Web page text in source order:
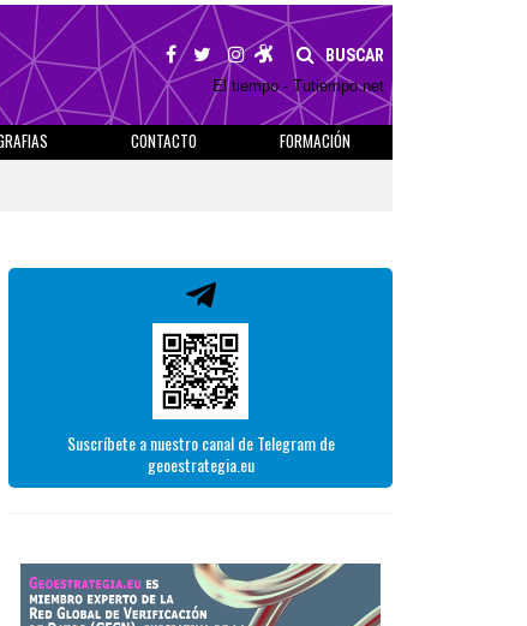
BUSCAR
El tiempo - Tutiempo.net
CONTACTO
FORMACIÓN
Suscríbete a nuestro canal de Telegram de
geoestrategia.eu